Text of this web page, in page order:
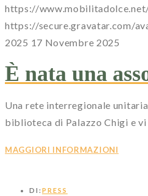
https://
https://secure.gravatar.com/
2025 17 Novembre 2025
È nata una
Una rete interregionale
biblioteca di Palazzo Chigi e
MAGGIORI INFORMAZIONI
DI: PRESS